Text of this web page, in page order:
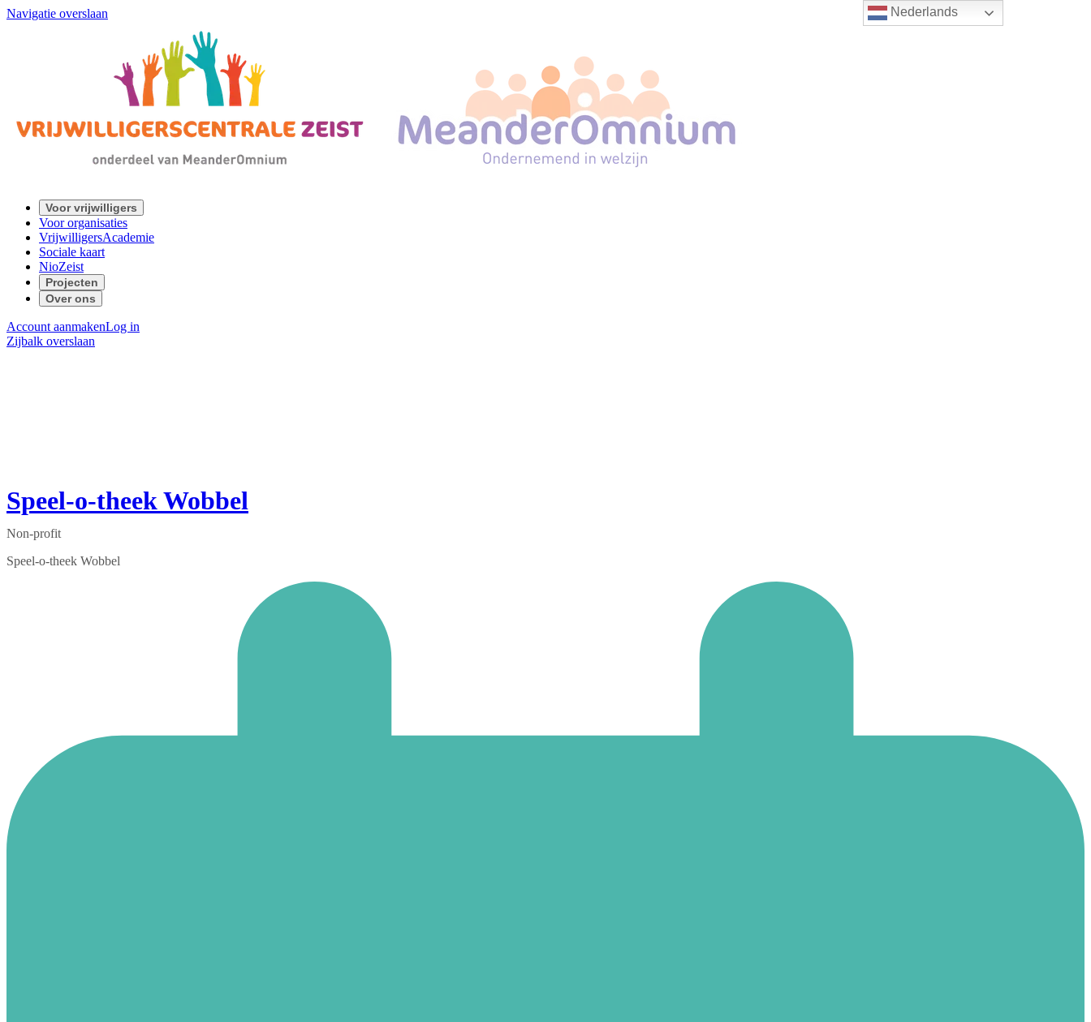
Nederlands
Navigatie overslaan
Voor vrijwilligers
Voor organisaties
VrijwilligersAcademie
Sociale kaart
NioZeist
Projecten
Over ons
Account aanmakenLog in
Zijbalk overslaan
Speel-o-theek Wobbel
Non-profit
Speel-o-theek Wobbel